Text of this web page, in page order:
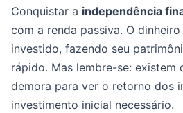
Conquistar a independência
com a renda passiva. O
investido, fazendo seu
rápido. Mas lembre-se: existem
demora para ver o retorno dos
investimento inicial necessário.